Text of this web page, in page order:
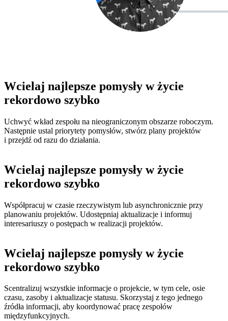
Wcielaj najlepsze pomysły w życie
rekordowo szybko
Uchwyć wkład zespołu na nieograniczonym obszarze roboczym.
Następnie ustal priorytety pomysłów, stwórz plany projektów
i przejdź od razu do działania.
Wcielaj najlepsze pomysły w życie
rekordowo szybko
Współpracuj w czasie rzeczywistym lub asynchronicznie przy
planowaniu projektów. Udostępniaj aktualizacje i informuj
interesariuszy o postępach w realizacji projektów.
Wcielaj najlepsze pomysły w życie
rekordowo szybko
Scentralizuj wszystkie informacje o projekcie, w tym cele, osie
czasu, zasoby i aktualizacje statusu. Skorzystaj z tego jednego
źródła informacji, aby koordynować pracę zespołów
międzyfunkcyjnych.